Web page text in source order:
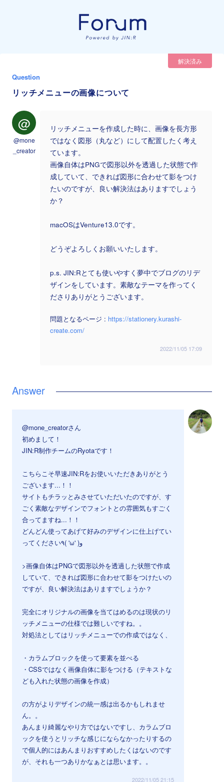
解決済み
Question
リッチメニューの画像について
@
@mone
_creator
リッチメニューを作成した時に、画像を長方形
ではなく図形（丸など）にして配置したく考え
ています。
画像自体はPNGで図形以外を透過した状態で作
成していて、できれば図形に合わせて影をつけ
たいのですが、良い解決法はありますでしょう
か？
macOSはVenture13.0です。
どうぞよろしくお願いいたします。
p.s. JIN:Rとても使いやすく夢中でブログのリデ
ザインをしています。素敵なテーマを作ってく
ださりありがとうございます。
問題となるページ : https://stationery.kurashi-
create.com/
2022/11/05 17:09
@mone_creatorさん
初めまして！
JIN:R制作チームのRyotaです！
こちらこそ早速JIN:Rをお使いいただきありがとう
ございます...！！
サイトもチラッとみさせていただいたのですが、す
ごく素敵なデザインでフォントとの雰囲気もすごく
合ってますね...！！
どんどん使ってあげて好みのデザインに仕上げてい
ってください٩( 'ω' )و
>画像自体はPNGで図形以外を透過した状態で作成
していて、できれば図形に合わせて影をつけたいの
ですが、良い解決法はありますでしょうか？
完全にオリジナルの画像を当てはめるのは現状のリ
ッチメニューの仕様では難しいですね。。
対処法としてはリッチメニューでの作成ではなく、
・カラムブロックを使って要素を並べる
・CSSではなく画像自体に影をつける（テキストな
ども入れた状態の画像を作成）
の方がよりデザインの統一感は出るかもしれませ
ん。。
あんまり綺麗なやり方ではないですし、カラムブロ
ックを使うとリッチな感じにならなかったりするの
で個人的にはあんまりおすすめしたくはないのです
が、それも一つありかなぁとは思います。。
2022/11/05 21:15